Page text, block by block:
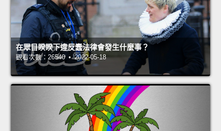
在眾目睽睽下違反蠢法律會發生什麼事？
觀看次數：26540 • 2022-05-18